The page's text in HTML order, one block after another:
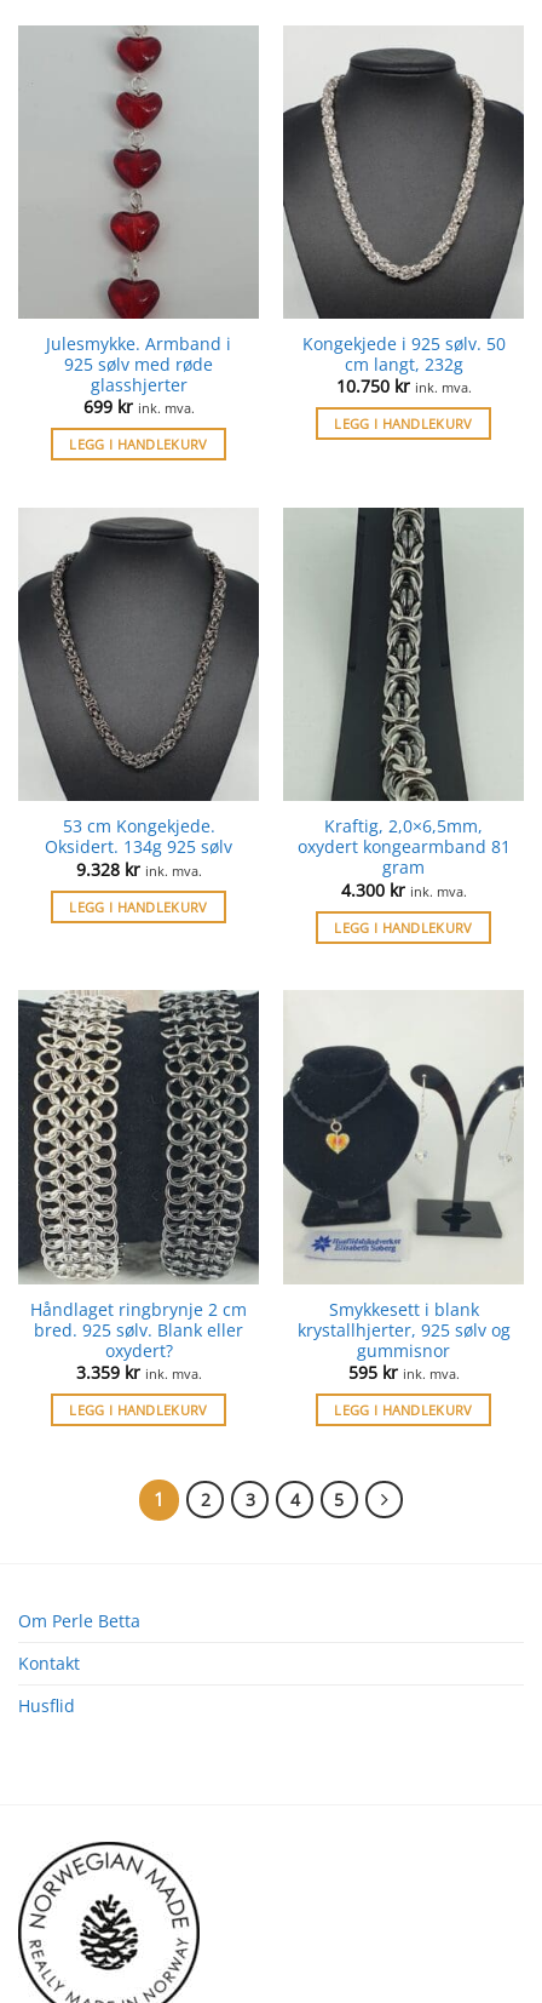
Julesmykke. Armband i
925 sølv med røde
glasshjerter
699 kr ink. mva.
LEGG I HANDLEKURV
Kongekjede i 925 sølv. 50
cm langt, 232g
10.750 kr ink. mva.
LEGG I HANDLEKURV
53 cm Kongekjede.
Oksidert. 134g 925 sølv
9.328 kr ink. mva.
LEGG I HANDLEKURV
Kraftig, 2,0×6,5mm,
oxydert kongearmband 81
gram
4.300 kr ink. mva.
LEGG I HANDLEKURV
Håndlaget ringbrynje 2 cm
bred. 925 sølv. Blank eller
oxydert?
3.359 kr ink. mva.
LEGG I HANDLEKURV
Smykkesett i blank
krystallhjerter, 925 sølv og
gummisnor
595 kr ink. mva.
LEGG I HANDLEKURV
1 2 3 4 5
Om Perle Betta
Kontakt
Husflid